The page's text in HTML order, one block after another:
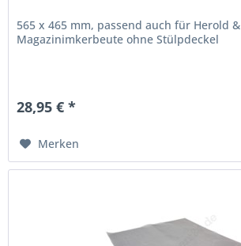
565 x 465 mm, passend auch für Herold &
Magazinimkerbeute ohne Stülpdeckel
28,95 € *
Merken